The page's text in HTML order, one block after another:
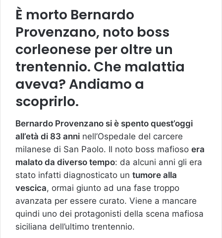
È morto Bernardo
Provenzano, noto boss
corleonese per oltre un
trentennio. Che malattia
aveva? Andiamo a
scoprirlo.
Bernardo Provenzano si è spento quest’oggi
all’età di 83 anni nell’Ospedale del carcere
milanese di San Paolo. Il noto boss mafioso era
malato da diverso tempo: da alcuni anni gli era
stato infatti diagnosticato un tumore alla
vescica, ormai giunto ad una fase troppo
avanzata per essere curato. Viene a mancare
quindi uno dei protagonisti della scena mafiosa
siciliana dell’ultimo trentennio.